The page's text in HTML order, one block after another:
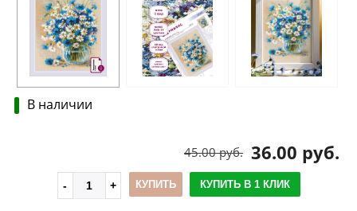
В наличии
36.00 руб.
45.00 руб.
КУПИТЬ КУПИТЬ В 1 КЛИК